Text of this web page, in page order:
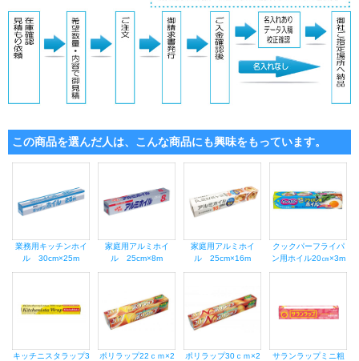
この商品を選んだ人は、こんな商品にも興味をもっています。
業務用キッチンホイ
ル 30cm×25m
家庭用アルミホイ
ル 25cm×8m
家庭用アルミホイ
ル 25cm×16m
クックパーフライパ
ン用ホイル20㎝×3m
キッチニスタラップ3
ポリラップ22ｃｍ×2
ポリラップ30ｃｍ×2
サランラップミニ粗